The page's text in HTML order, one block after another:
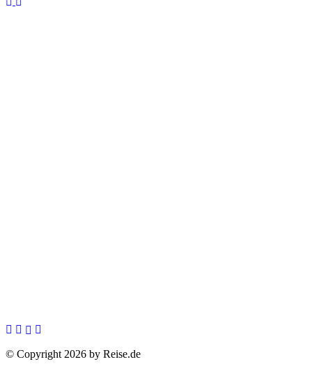
© Copyright 2026 by Reise.de